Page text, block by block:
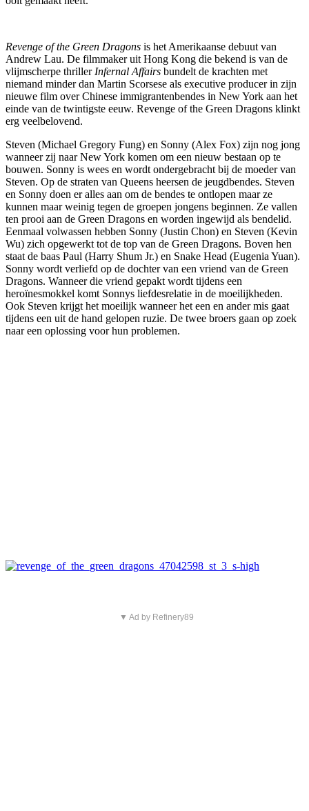
Revenge of the Green Dragons is het Amerikaanse debuut van
Andrew Lau. De filmmaker uit Hong Kong die bekend is van de
vlijmscherpe thriller Infernal Affairs bundelt de krachten met
niemand minder dan Martin Scorsese als executive producer in zijn
nieuwe film over Chinese immigrantenbendes in New York aan het
einde van de twintigste eeuw. Revenge of the Green Dragons klinkt
erg veelbelovend.
Steven (Michael Gregory Fung) en Sonny (Alex Fox) zijn nog jong
wanneer zij naar New York komen om een nieuw bestaan op te
bouwen. Sonny is wees en wordt ondergebracht bij de moeder van
Steven. Op de straten van Queens heersen de jeugdbendes. Steven
en Sonny doen er alles aan om de bendes te ontlopen maar ze
kunnen maar weinig tegen de groepen jongens beginnen. Ze vallen
ten prooi aan de Green Dragons en worden ingewijd als bendelid.
Eenmaal volwassen hebben Sonny (Justin Chon) en Steven (Kevin
Wu) zich opgewerkt tot de top van de Green Dragons. Boven hen
staat de baas Paul (Harry Shum Jr.) en Snake Head (Eugenia Yuan).
Sonny wordt verliefd op de dochter van een vriend van de Green
Dragons. Wanneer die vriend gepakt wordt tijdens een
heroïnesmokkel komt Sonnys liefdesrelatie in de moeilijkheden.
Ook Steven krijgt het moeilijk wanneer het een en ander mis gaat
tijdens een uit de hand gelopen ruzie. De twee broers gaan op zoek
naar een oplossing voor hun problemen.
▼ Ad by Refinery89